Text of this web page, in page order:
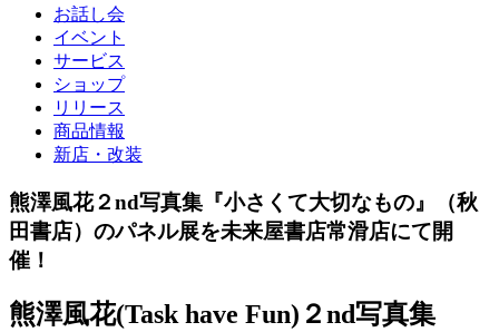
お話し会
イベント
サービス
ショップ
リリース
商品情報
新店・改装
熊澤風花２nd写真集『小さくて大切なもの』（秋
田書店）のパネル展を未来屋書店常滑店にて開
催！
熊澤風花(Task have Fun)２nd写真集